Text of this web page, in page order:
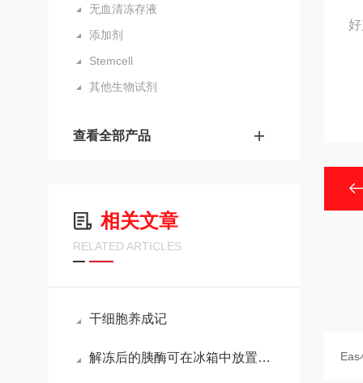
无血清冻存液
添加剂
Stemcell
其他生物试剂
查看全部产品
相关文章
RELATED ARTICLES
干细胞养成记
解冻后的胰酶可在冰箱中放置多长时间？